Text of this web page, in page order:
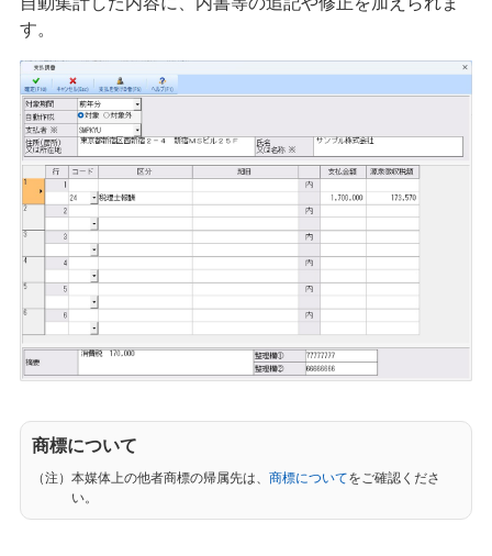
す。
商標について
（注）本媒体上の他者商標の帰属先は、商標についてをご確認くださ
い。